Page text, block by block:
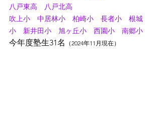
八戸東高　八戸北高
吹上小　中居林小　柏崎小　長者小　根城
小　新井田小　旭ヶ丘小　西園小　南郷小
今年度塾生31名 （2024年11月現在）